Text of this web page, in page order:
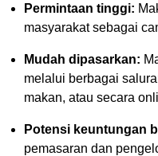
Permintaan tinggi:
masyarakat sebagai
Mudah dipasarkan:
melalui berbagai
makan, atau secara
Potensi keuntungan
pemasaran dan